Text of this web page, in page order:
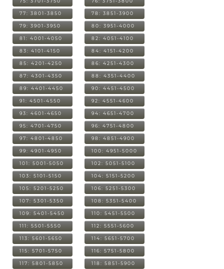
77: 3801-3850 78: 3851-3900
79: 3901-3950 80: 3951-4000
81: 4001-4050 82: 4051-4100
83: 4101-4150 84: 4151-4200
85: 4201-4250 86: 4251-4300
87: 4301-4350 88: 4351-4400
89: 4401-4450 90: 4451-4500
91: 4501-4550 92: 4551-4600
93: 4601-4650 94: 4651-4700
95: 4701-4750 96: 4751-4800
97: 4801-4850 98: 4851-4900
99: 4901-4950 100: 4951-5000
101: 5001-5050 102: 5051-5100
103: 5101-5150 104: 5151-5200
105: 5201-5250 106: 5251-5300
107: 5301-5350 108: 5351-5400
109: 5401-5450 110: 5451-5500
111: 5501-5550 112: 5551-5600
113: 5601-5650 114: 5651-5700
115: 5701-5750 116: 5751-5800
117: 5801-5850 118: 5851-5900